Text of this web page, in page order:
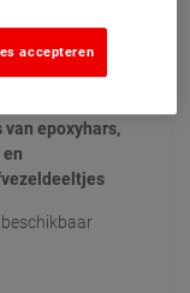
van epoxyhars,
accepteren